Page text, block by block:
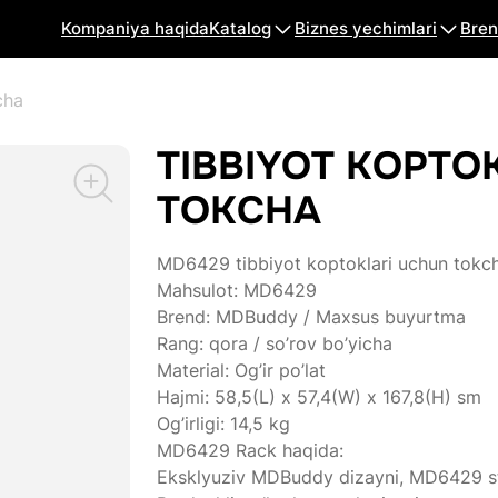
Kompaniya haqidaKatalog Biznes yechimlari
TIBBIYOT
TOKCHA
MD6429 tibbiyot koptoklari uchun
Mahsulot: MD6429
Brend: MDBuddy / Maxsus buyurtma
Rang: qora / so’rov bo’yicha
Material: Og’ir po’lat
Hajmi: 58,5(L) x 57,4(W) x 167,8(H) sm
Og’irligi: 14,5 kg
MD6429 Rack haqida:
Eksklyuziv MDBuddy dizayni, MD6429